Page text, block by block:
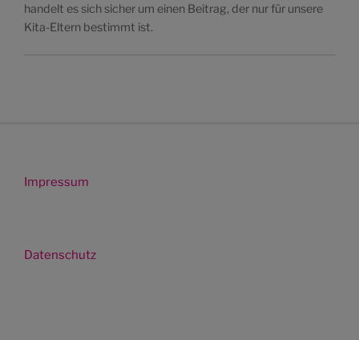
handelt es sich sicher um einen Beitrag, der nur für unsere
Kita-Eltern bestimmt ist.
Impressum
Datenschutz